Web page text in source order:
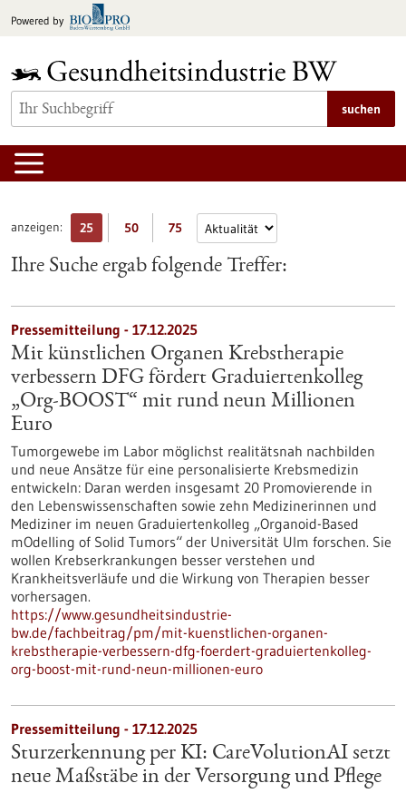
Inhalt
Powered by
suchen
anzeigen: 25 50 75
Ihre Suche ergab folgende Treffer:
Pressemitteilung - 17.12.2025
Mit künstlichen Organen Krebstherapie
verbessern DFG fördert Graduiertenkolleg
„Org-BOOST“ mit rund neun Millionen
Euro
Tumorgewebe im Labor möglichst realitätsnah nachbilden
und neue Ansätze für eine personalisierte Krebsmedizin
entwickeln: Daran werden insgesamt 20 Promovierende in
den Lebenswissenschaften sowie zehn Medizinerinnen und
Mediziner im neuen Graduiertenkolleg „Organoid-Based
mOdelling of Solid Tumors“ der Universität Ulm forschen. Sie
wollen Krebserkrankungen besser verstehen und
Krankheitsverläufe und die Wirkung von Therapien besser
vorhersagen.
https://www.gesundheitsindustrie-
bw.de/fachbeitrag/pm/mit-kuenstlichen-organen-
krebstherapie-verbessern-dfg-foerdert-graduiertenkolleg-
org-boost-mit-rund-neun-millionen-euro
Pressemitteilung - 17.12.2025
Sturzerkennung per KI: CareVolutionAI setzt
neue Maßstäbe in der Versorgung und Pflege